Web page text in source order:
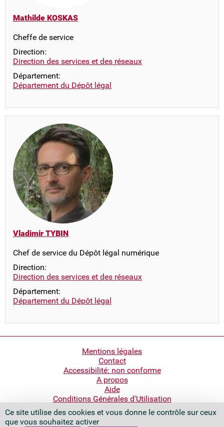
Ce site utilise des cookies et vous donne le contrôle sur ceux
que vous souhaitez activer
Mathilde KOSKAS
Cheffe de service
Direction:
Direction des services et des réseaux
Département:
Département du Dépôt légal
Vladimir TYBIN
Chef de service du Dépôt légal numérique
Direction:
Direction des services et des réseaux
Département:
Département du Dépôt légal
Mentions légales
Contact
Accessibilité: non conforme
A propos
Aide
Conditions Générales d'Utilisation
Bibliothèque nationale de France
Quai François Mauriac